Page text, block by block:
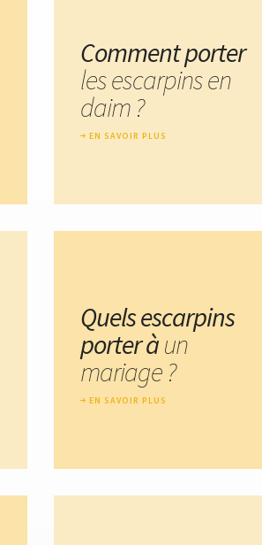
Comment porter
les escarpins en
daim ?
EN SAVOIR PLUS
Quels escarpins
porter àun
mariage ?
EN SAVOIR PLUS